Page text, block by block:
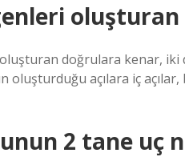
doğrulara kenar, iki
oluşturduğu açılara iç
2 tane uç